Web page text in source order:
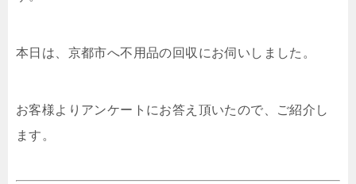
本日は、京都市へ不用品の回収にお伺いしました。
お客様よりアンケートにお答え頂いたので、ご紹介し
ます。